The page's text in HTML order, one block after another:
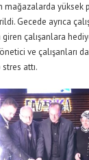
mağazalarda
Gecede ayrıca
çalışanlara
ve çalışanları
attı.